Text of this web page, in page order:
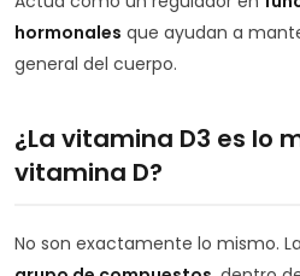
hormonales que ayudan a
general del cuerpo.
¿La vitamina D3 es lo
vitamina D?
No son exactamente lo mismo.